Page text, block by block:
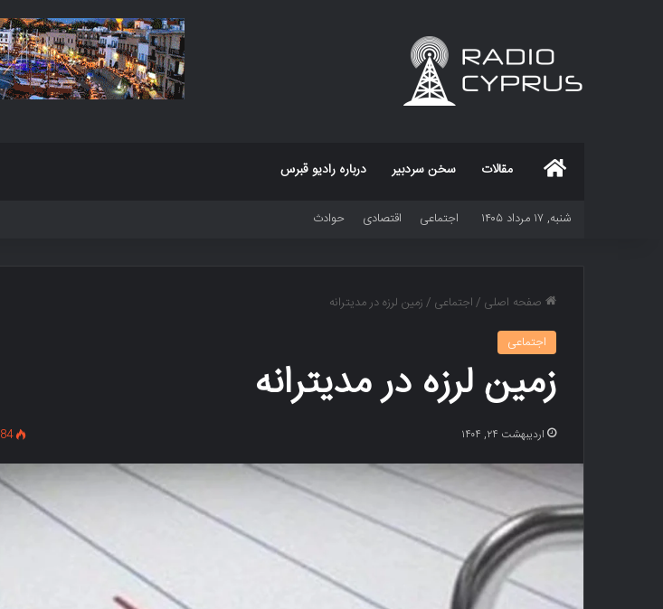
مقالات سخن سردبیر درباره رادیو قبرس
شنبه, ۱۷ مرداد ۱۴۰۵ اجتماعی اقتصادی حوادث
صفحه اصلی /اجتماعی /زمین لرزه در مدیترانه
اجتماعی
زمین لرزه در مدیترانه
اردیبهشت ۲۴, ۱۴۰۴ 84